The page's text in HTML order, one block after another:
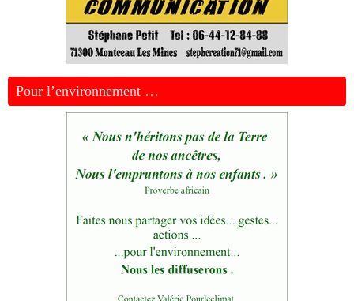
Pour l’environnement …